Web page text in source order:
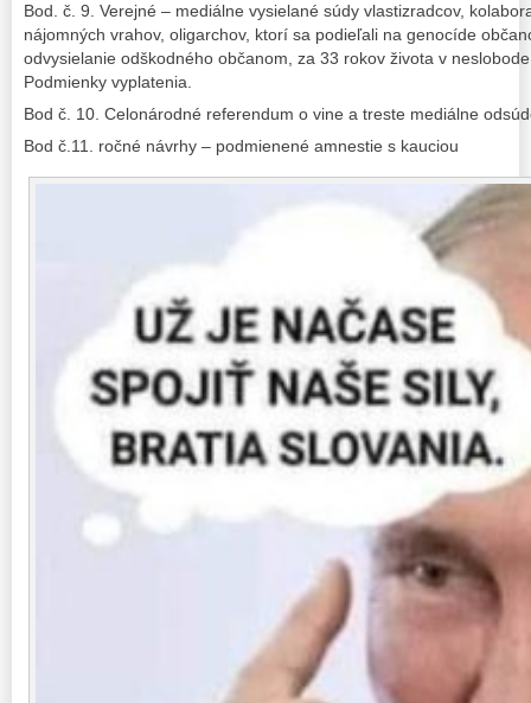
Bod. č. 9. Verejné – mediálne vysielané súdy vlastizradcov,
nájomných vrahov, oligarchov, ktorí sa podieľali na genocíde
odvysielanie odškodného občanom, za 33 rokov života v
Podmienky vyplatenia.
Bod č. 10. Celonárodné referendum o vine a treste mediálne
Bod č.11. ročné návrhy – podmienené amnestie s kauciou